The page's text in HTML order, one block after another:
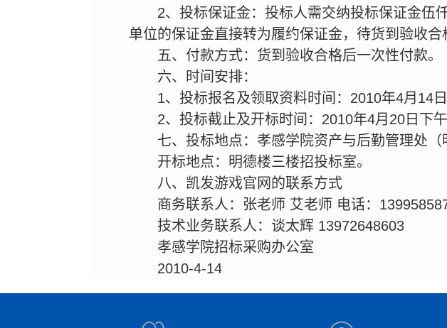
2、投标保证金：投标人需交纳投标保证金伍
单位的保证金直接转为履约保证金，待货到验收合
五、付款方式：货到验收合格后一次性付款。
六、时间安排：
1、投标报名及领取资料时间：2010年4月14
2、投标截止及开标时间：2010年4月20日下
七、投标地点：孝感学院资产与后勤管理处（
开标地点：明德楼三楼招投标室。
八、凯发游戏官网的联系方式
商务联系人：张老师 艾老师 电话：
技术业务联系人：谈太辉 13972648603
孝感学院招标采购办公室
2010-4-14